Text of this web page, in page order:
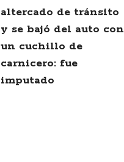
altercado de tránsito
y se bajó del auto con
un cuchillo de
carnicero: fue
imputado